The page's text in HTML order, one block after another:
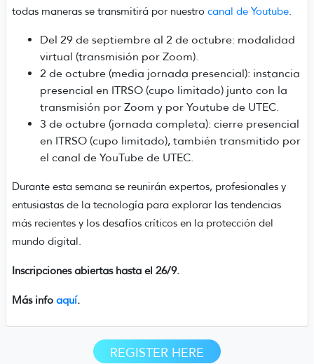
todas maneras se transmitirá por nuestro canal de Youtube.
Del 29 de septiembre al 2 de octubre: modalidad
virtual (transmisión por Zoom).
2 de octubre (media jornada presencial): instancia
presencial en ITRSO (cupo limitado) junto con la
transmisión por Zoom y por Youtube de UTEC.
3 de octubre (jornada completa): cierre presencial
en ITRSO (cupo limitado), también transmitido por
el canal de YouTube de UTEC.
Durante esta semana se reunirán expertos, profesionales y
entusiastas de la tecnología para explorar las tendencias
más recientes y los desafíos críticos en la protección del
mundo digital.
Inscripciones abiertas hasta el 26/9.
Más info aquí.
REGISTER HERE